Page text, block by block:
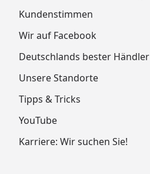
Kundenstimmen
Wir auf Facebook
Deutschlands bester Händler
Unsere Standorte
Tipps & Tricks
YouTube
Karriere: Wir suchen Sie!